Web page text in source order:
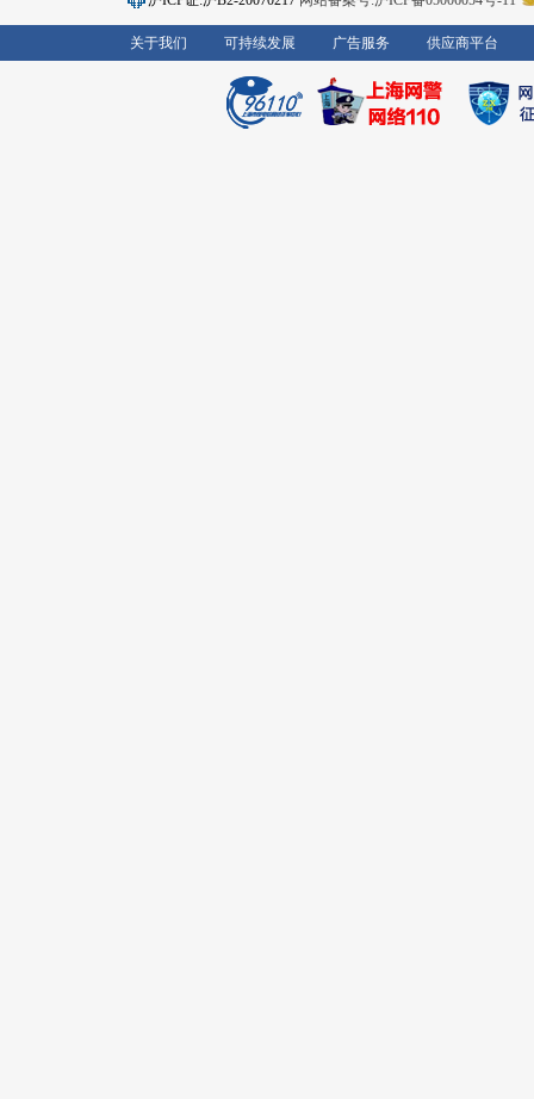
关于我们 可持续发展 广告服务 供应商平台